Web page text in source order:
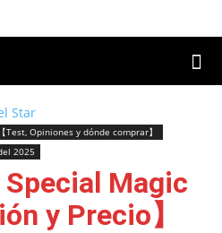
Test, Opiniones y dónde comprar】
2025
Magic
y Precio】